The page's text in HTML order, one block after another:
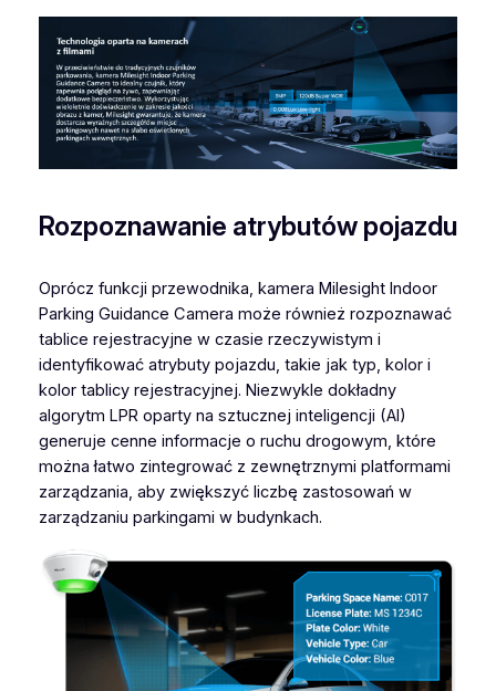
Rozpoznawanie atrybutów pojazdu
Oprócz funkcji przewodnika, kamera Milesight Indoor
Parking Guidance Camera może również rozpoznawać
tablice rejestracyjne w czasie rzeczywistym i
identyfikować atrybuty pojazdu, takie jak typ, kolor i
kolor tablicy rejestracyjnej. Niezwykle dokładny
algorytm LPR oparty na sztucznej inteligencji (AI)
generuje cenne informacje o ruchu drogowym, które
można łatwo zintegrować z zewnętrznymi platformami
zarządzania, aby zwiększyć liczbę zastosowań w
zarządzaniu parkingami w budynkach.